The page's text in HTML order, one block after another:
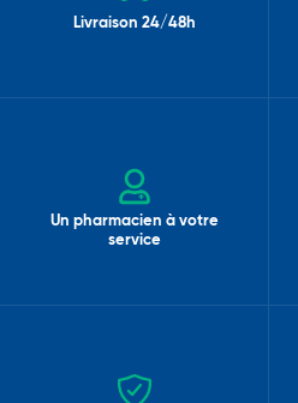
Livraison 24/48h
Un pharmacien à votre
service